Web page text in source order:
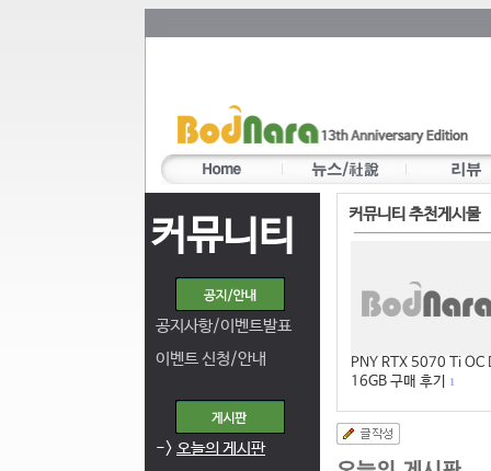
커뮤니티
공지사항/이벤트발표
이벤트 신청/안내
-> 오늘의 게시판
커뮤니티 추천게시물
PNY RTX 5070 Ti OC
16GB 구매 후기
1